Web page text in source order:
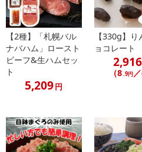
※お申込み後のキャンセルはお受け
記載されている内容を必ずご確認
にご納得いただきましたうえでお
※パッケージ変更や商品リニューア
参考の掲載画像や画像内のバーコ
る場合がございます。
また、[新たな加工食品の原料原産
了により、商品詳細内に記載の原産
あらかじめご了承いただいた上で
によるお申込み後のキャンセル・
【2種】「札幌バル
ナバハム」ロースト
ビーフ&生ハムセッ
ト
5,209円
【330g】り
ョコレート
2,916
（8.9円／